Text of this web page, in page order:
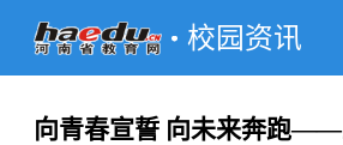
校园资讯
向青春宣誓 向未来奔跑——